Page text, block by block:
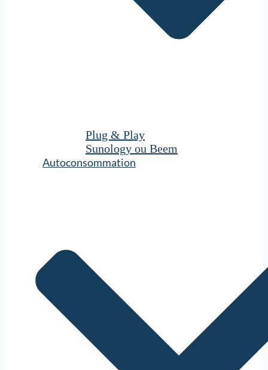
Plug & Play
Sunology ou Beem
Autoconsommation